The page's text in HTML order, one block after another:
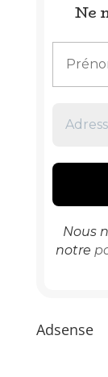
Ne
Nous
notre
Adsense